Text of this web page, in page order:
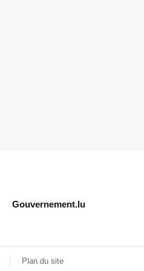
Gouvernement.lu
Plan du site